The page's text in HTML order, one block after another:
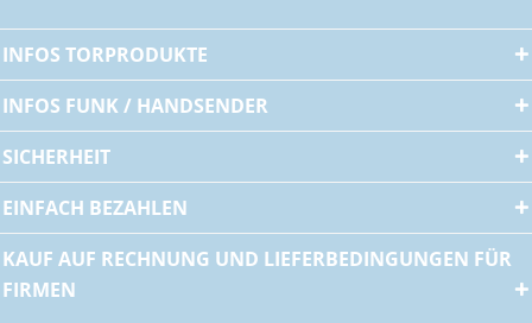
INFOS TORPRODUKTE
INFOS FUNK / HANDSENDER
SICHERHEIT
EINFACH BEZAHLEN
KAUF AUF RECHNUNG UND LIEFERBEDINGUNGEN FÜR
FIRMEN